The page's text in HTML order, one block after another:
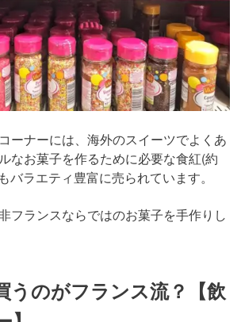
ーナーには、海外のスイーツでよくあ
なお菓子を作るために必要な食紅(約
バラエティ豊富に売られています。
フランスならではのお菓子を手作りし
うのがフランス流？【飲